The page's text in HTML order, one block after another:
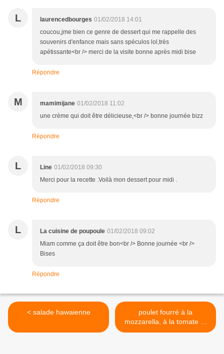
L laurencedbourges 01/02/2018 14:01
coucou,jme bien ce genre de dessert qui me rappelle des
souvenirs d'enfance mais sans spéculos lol,très
apétissante<br /> merci de la visite bonne après midi bise
Répondre
M mamimijane 01/02/2018 11:02
une crème qui doit être délicieuse,<br /> bonne journée bizz
Répondre
L Line 01/02/2018 09:30
Merci pour la recette .Voilà mon dessert pour midi .
Répondre
L La cuisine de poupoule 01/02/2018 09:02
Miam comme ça doit être bon<br /> Bonne journée <br />
Bises
Répondre
< salade hawaienne
poulet fourré à la
mozzarella, à la tomate et
au pesto >